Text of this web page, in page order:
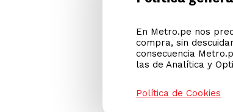
En Metro.pe nos
compra, sin
consecuencia
las de Analítica y
Política de Cookies